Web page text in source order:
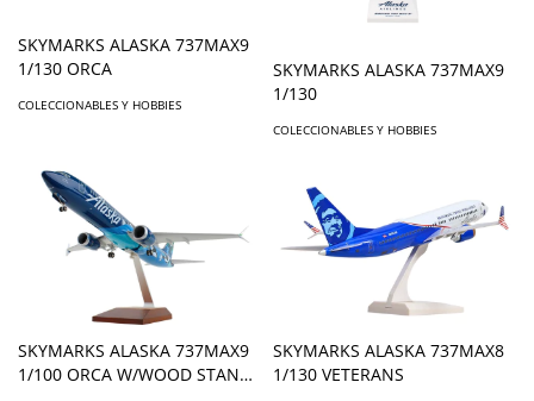
SKYMARKS ALASKA 737MAX9
1/130 ORCA
COLECCIONABLES Y HOBBIES
SKYMARKS ALASKA 737MAX9
1/130
COLECCIONABLES Y HOBBIES
SKYMARKS ALASKA 737MAX9
1/100 ORCA W/WOOD STAND
SKYMARKS ALASKA 737MAX8
1/130 VETERANS